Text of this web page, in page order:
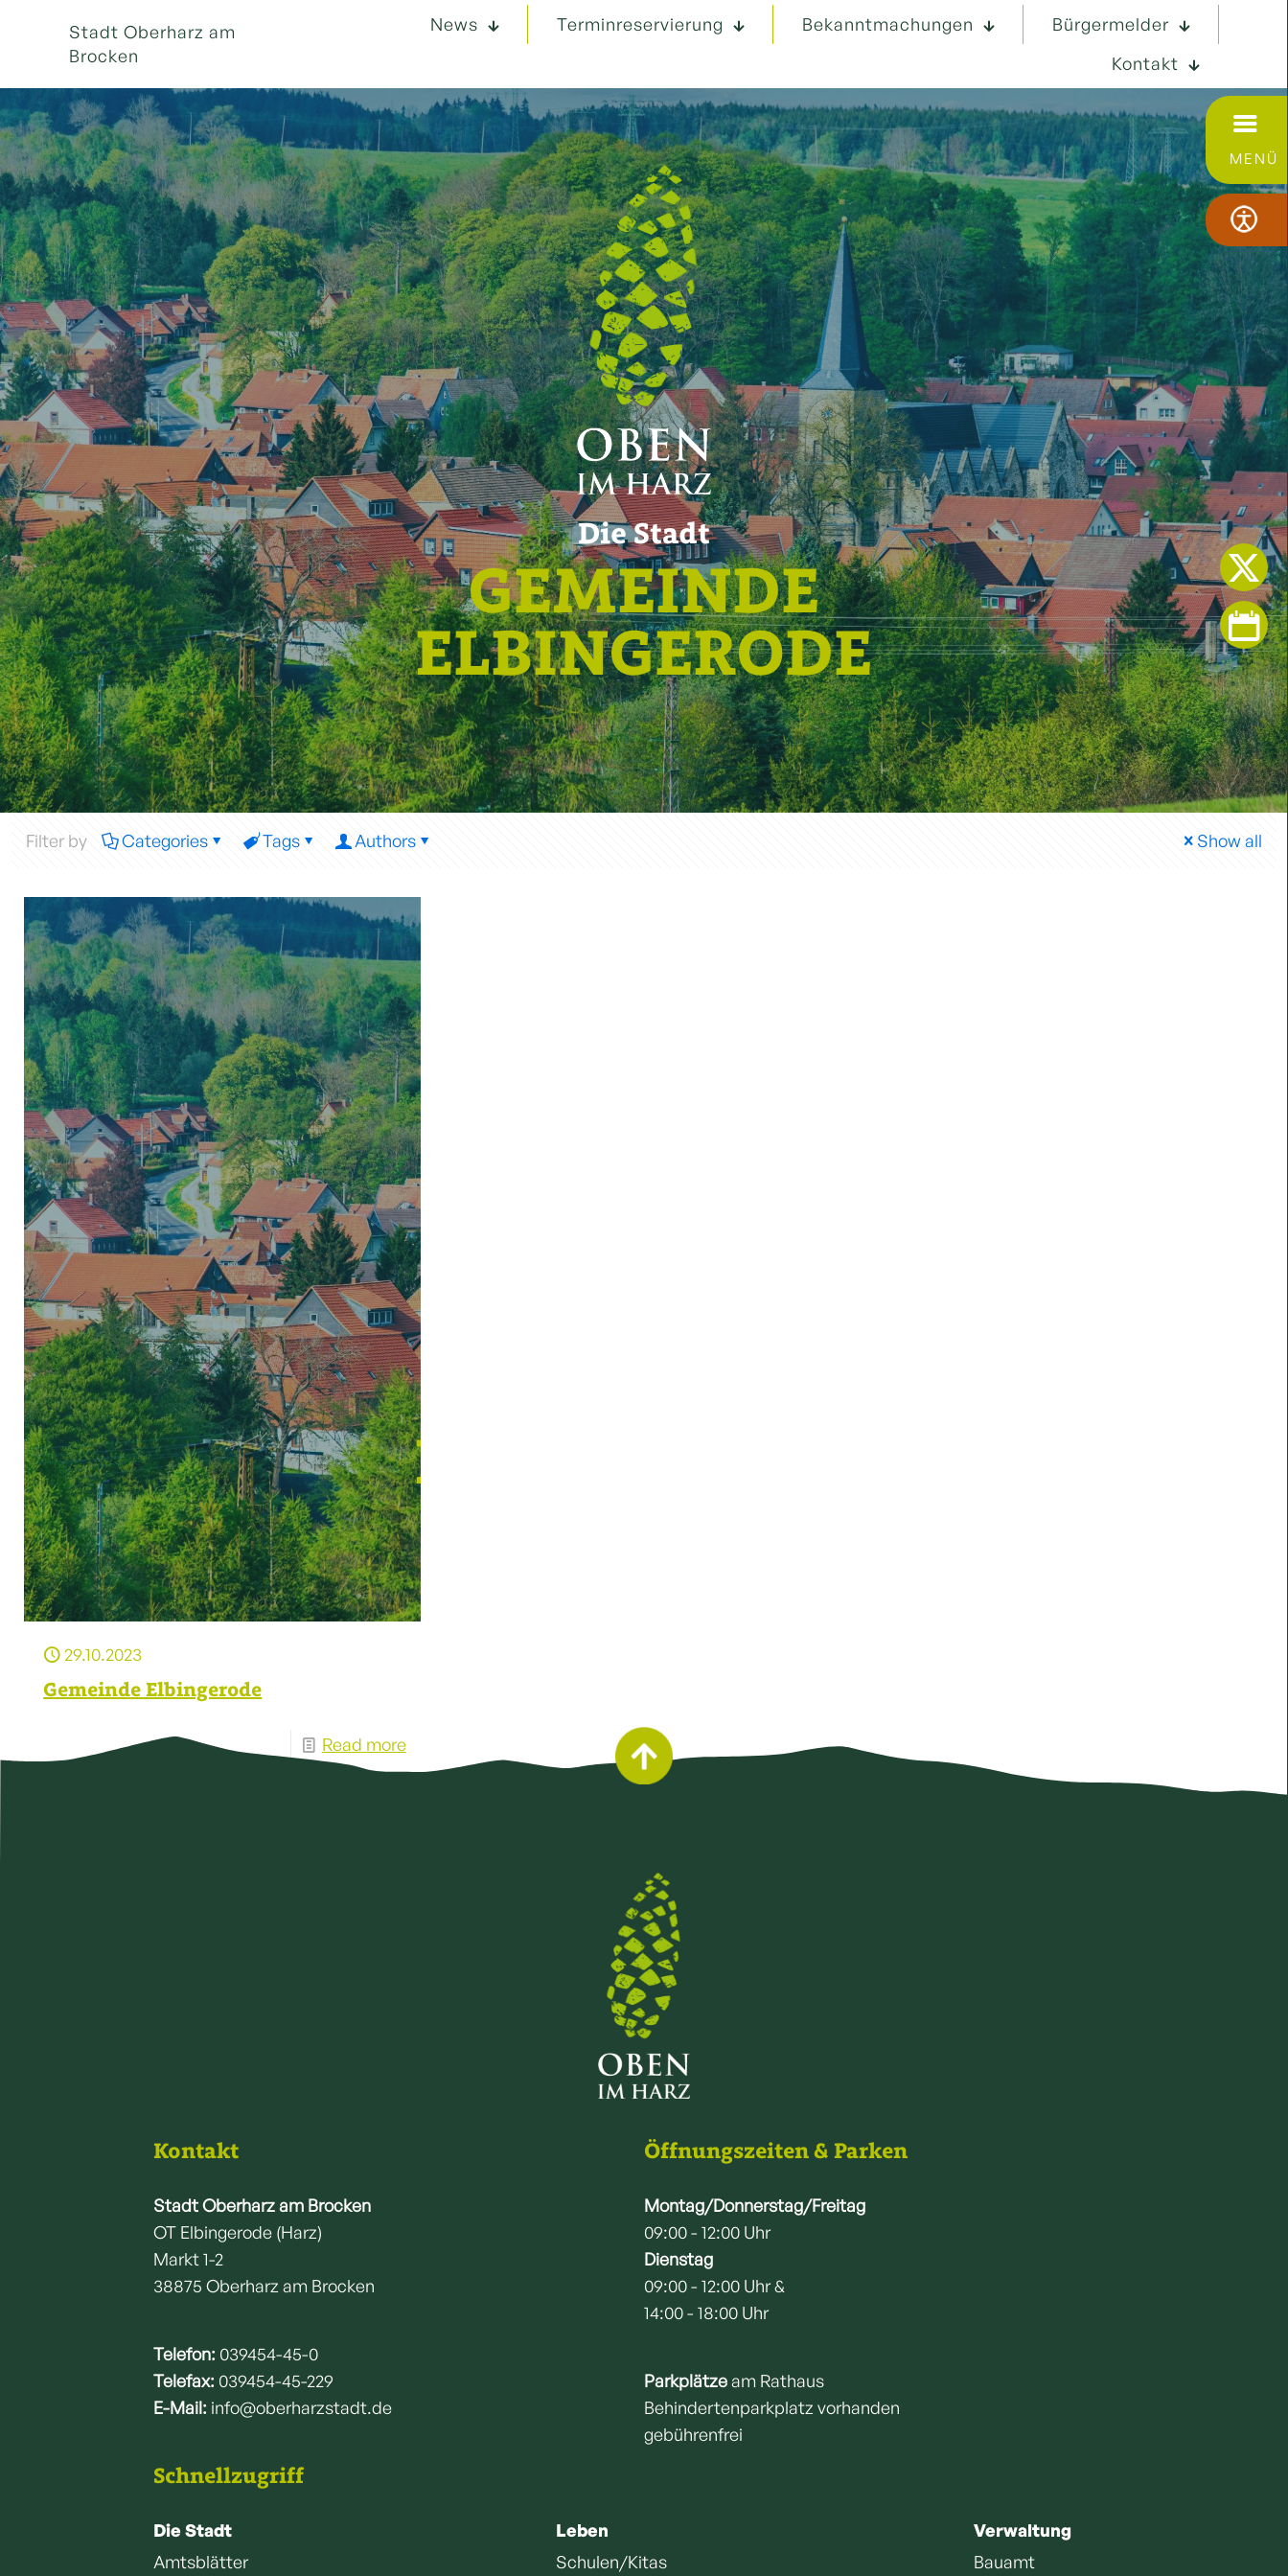
MENÜ
Stadt Oberharz am
Brocken
News Terminreservierung Bekanntmachungen
Bürgermelder
Kontakt
Die Stadt
GEMEINDE
ELBINGERODE
Filter by Categories Tags Authors Show all
ELBINGERODE
29.10.2023
Gemeinde Elbingerode
Read more
Kontakt
Stadt Oberharz am Brocken
OT Elbingerode (Harz)
Markt 1-2
38875 Oberharz am Brocken
Telefon: 039454-45-0
Telefax: 039454-45-229
E-Mail: info@oberharzstadt.de
Öffnungszeiten & Parken
Montag/Donnerstag/Freitag
09:00 - 12:00 Uhr
Dienstag
09:00 - 12:00 Uhr &
14:00 - 18:00 Uhr
Parkplätzeam Rathaus
Behindertenparkplatz vorhanden
gebührenfrei
Schnellzugriff
Die Stadt
Amtsblätter
Leben
Schulen/Kitas
Verwaltung
Bauamt